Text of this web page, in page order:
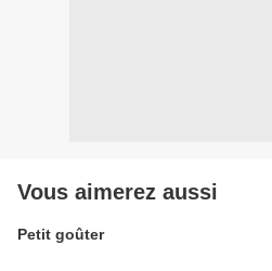
Vous aimerez aussi
Petit goûter